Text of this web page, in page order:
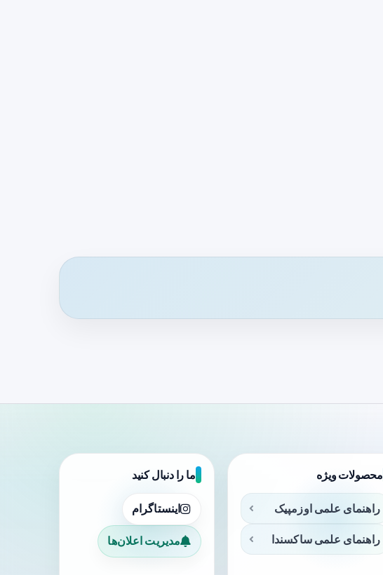
محصولات ویژه
راهنمای علمی اوزمپیک
راهنمای علمی ساکسندا
ما را دنبال کنید
اینستاگرام
مدیریت اعلان‌ها